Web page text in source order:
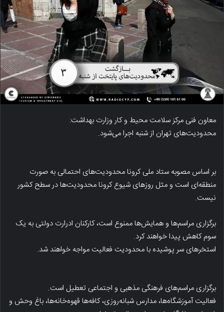
معاون فنی مرکز سلامت محیط و کار وزارت بهداشت:
محدودیت‌های تهران از شنبه اجرا می‌شود.
بر اساس مصوبه ستاد ملی کرونا محدودیت‌های احتمالی به صورت
منطقه‌ای است و مثل روزهای شیوع کرونا محدودیت‌ها در سطح کشور
نیست.
برگزاری مراسم‌ها و همایش‌ها ممنوع است، کارکنان ادرارت دولتی به یک
سوم کاهش پیدا خواهند کرد.
استخرهای سر پوشیده با محدودیت فعالیت مواجه خواهند شد.
برگزاری مراسم‌های فرهنگی مذهبی و اجتماعی تعطیل است.
فعالیت آموزشگاه‌ها، مدارس شبانه‌روزی، کافه‌ها قهوه‌خانه‌ها، باغ وحش و